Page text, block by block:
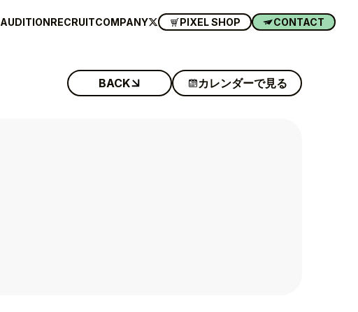
AUDITIONRECRUITCOMPANY PIXEL SHOP CONTACT
BACK カレンダーで見る